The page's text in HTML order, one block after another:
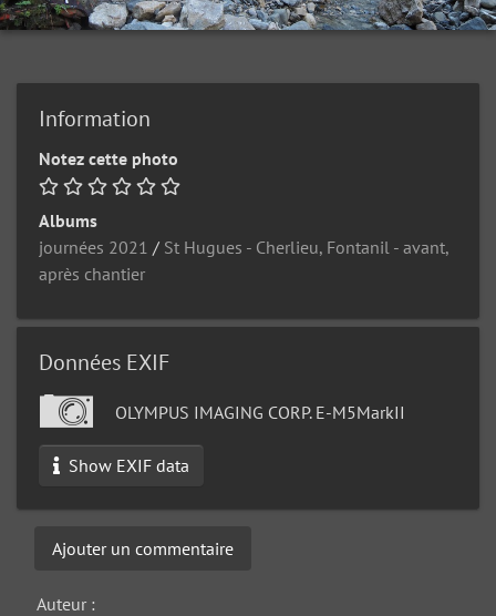
Information
Notez cette photo
Albums
journées 2021 / St Hugues - Cherlieu, Fontanil - avant,
après chantier
Données EXIF
OLYMPUS IMAGING CORP. E-M5MarkII
Show EXIF data
Ajouter un commentaire
Auteur :